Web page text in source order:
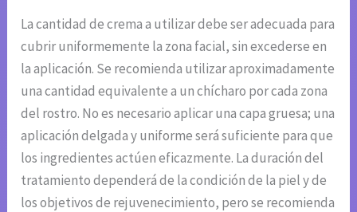
La cantidad de crema a utilizar debe ser adecuada para
cubrir uniformemente la zona facial, sin excederse en
la aplicación. Se recomienda utilizar aproximadamente
una cantidad equivalente a un chícharo por cada zona
del rostro. No es necesario aplicar una capa gruesa; una
aplicación delgada y uniforme será suficiente para que
los ingredientes actúen eficazmente. La duración del
tratamiento dependerá de la condición de la piel y de
los objetivos de rejuvenecimiento, pero se recomienda